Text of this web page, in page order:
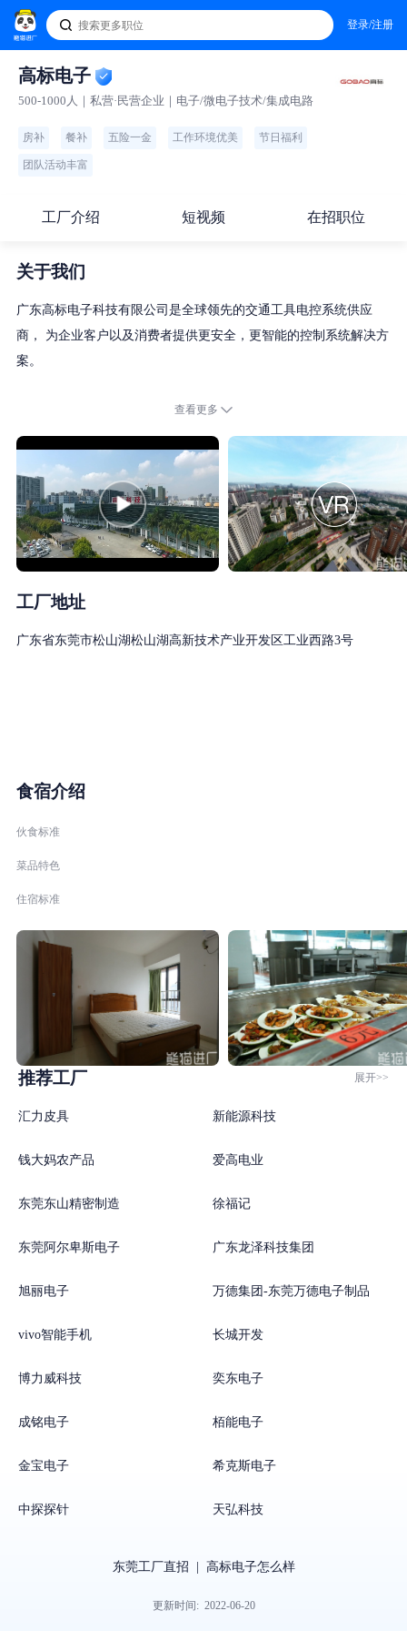
登录/注册
高标电子
500-1000人｜私营·民营企业｜电子/微电子技术/集成电路
房补 餐补 五险一金 工作环境优美 节日福利
团队活动丰富
工厂介绍 短视频 在招职位
关于我们
广东高标电子科技有限公司是全球领先的交通工具电控系统供应
商， 为企业客户以及消费者提供更安全，更智能的控制系统解决方
案。
总部位于东莞市松山湖高新技术产业开发区高标科技园，主要服务
于电动车品牌前十强的整车制造商，市场占有率遥遥领先。
高标愿景：成为一家拥有2万名工程师的电动两轮车解决方案提供
查看更多
工厂地址
广东省东莞市松山湖松山湖高新技术产业开发区工业西路3号
食宿介绍
伙食标准
菜品特色
住宿标准
推荐工厂 展开>>
汇力皮具 新能源科技
钱大妈农产品 爱高电业
东莞东山精密制造 徐福记
东莞阿尔卑斯电子 广东龙泽科技集团
旭丽电子 万德集团-东莞万德电子制品
vivo智能手机 长城开发
博力威科技 奕东电子
成铭电子 栢能电子
金宝电子 希克斯电子
中探探针 天弘科技
东莞工厂直招 高标电子怎么样
更新时间: 2022-06-20